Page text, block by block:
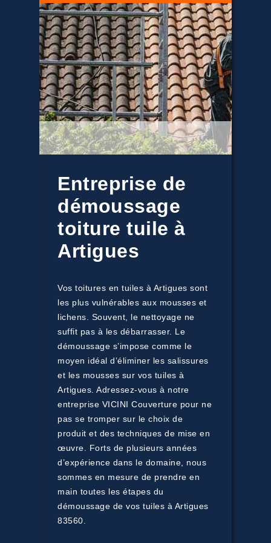
Entreprise de
démoussage
toiture tuile à
Artigues
Vos toitures en tuiles à Artigues sont
les plus vulnérables aux mousses et
lichens. Souvent, le nettoyage ne
suffit pas à les débarrasser. Le
démoussage s’impose comme le
moyen idéal d’éliminer les salissures
et les mousses sur vos tuiles à
Artigues. Adressez-vous à notre
entreprise VICINI Couverture pour ne
pas se tromper sur le choix de
produit et des techniques de mise en
œuvre. Forts de plusieurs années
d’expérience dans le domaine, nous
sommes en mesure de prendre en
main toutes les étapes du
démoussage de vos tuiles à Artigues
83560.